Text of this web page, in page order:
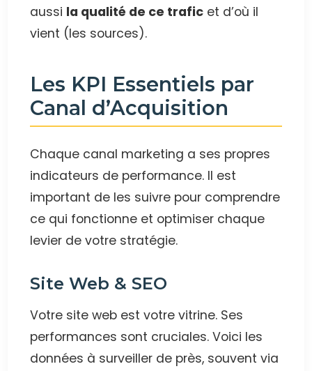
aussi la qualité de ce trafic et d’où il
vient (les sources).
Les KPI Essentiels par
Canal d’Acquisition
Chaque canal marketing a ses propres
indicateurs de performance. Il est
important de les suivre pour comprendre
ce qui fonctionne et optimiser chaque
levier de votre stratégie.
Site Web & SEO
Votre site web est votre vitrine. Ses
performances sont cruciales. Voici les
données à surveiller de près, souvent via